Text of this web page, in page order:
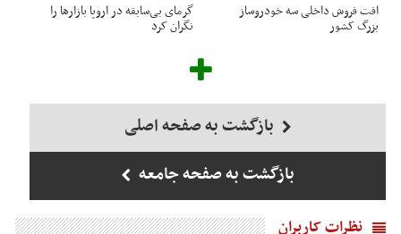
افت فروش داخلی سه خودروساز
بزرگ کشور
گرمای بی‌سابقه در اروپا بازارها را
نگران کرد
بازگشت به صفحه اصلی
بازگشت به صفحه جامعه
نظرات کاربران